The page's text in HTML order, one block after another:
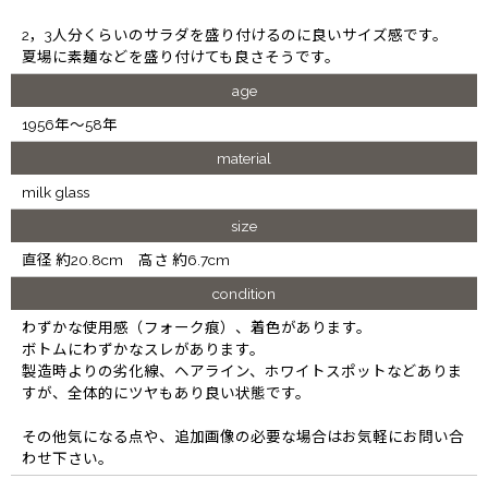
2，3人分くらいのサラダを盛り付けるのに良いサイズ感です。
夏場に素麺などを盛り付けても良さそうです。
age
1956年～58年
material
milk glass
size
直径 約20.8cm 高さ 約6.7cm
condition
わずかな使用感（フォーク痕）、着色があります。
ボトムにわずかなスレがあります。
製造時よりの劣化線、ヘアライン、ホワイトスポットなどありま
すが、全体的にツヤもあり良い状態です。
その他気になる点や、追加画像の必要な場合はお気軽にお問い合
わせ下さい。